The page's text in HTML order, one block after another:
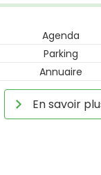
Agenda
Parking
Annuaire
En savoir